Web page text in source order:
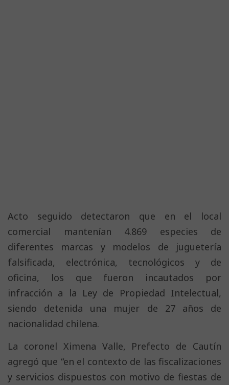
Acto seguido detectaron que en el local
comercial mantenían 4.869 especies de
diferentes marcas y modelos de juguetería
falsificada, electrónica, tecnológicos y de
oficina, los que fueron incautados por
infracción a la Ley de Propiedad Intelectual,
siendo detenida una mujer de 27 años de
nacionalidad chilena.
La coronel Ximena Valle, Prefecto de Cautín
agregó que “en el contexto de las fiscalizaciones
y servicios dispuestos con motivo de fiestas de